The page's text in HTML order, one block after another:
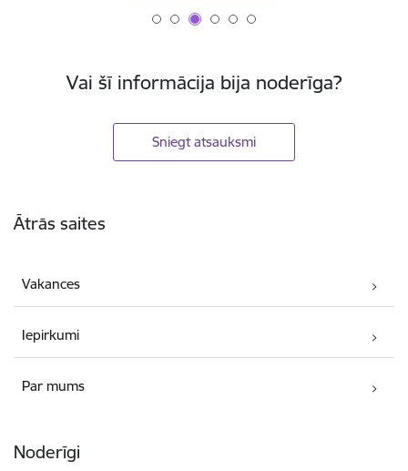
Vai šī informācija bija noderīga?
Sniegt atsauksmi
Ātrās saites
Vakances
Iepirkumi
Par mums
Noderīgi